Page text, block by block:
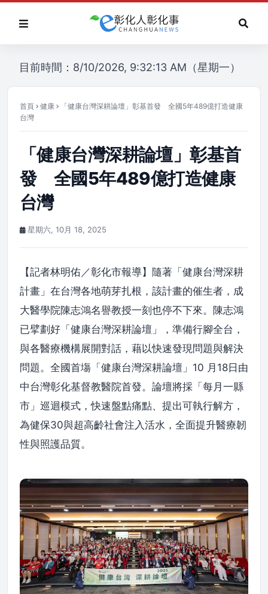
目前時間：8/10/2026, 9:32:13 AM（星期一）
首頁 健康
「健康台灣深耕論壇」彰基首發 全國5年489億打造健康
台灣
「健康台灣深耕論壇」彰基首
發 全國5年489億打造健康
台灣
星期六, 10月 18, 2025
【記者林明佑／彰化市報導】隨著「健康台灣深耕
計畫」在台灣各地萌芽扎根，該計畫的催生者，成
大醫學院陳志鴻名譽教授一刻也停不下來。陳志鴻
已擘劃好「健康台灣深耕論壇」，準備行腳全台，
與各醫療機構展開對話，藉以快速發現問題與解決
問題。全國首塲「健康台灣深耕論壇」10 月18日由
中台灣彰化基督教醫院首發。論壇將採「每月一縣
市」巡迴模式，快速盤點痛點、提出可執行解方，
為健保30與超高齡社會注入活水，全面提升醫療韌
性與照護品質。